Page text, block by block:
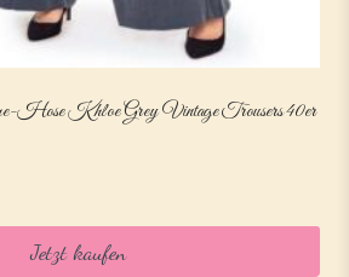
Hose Khloe Grey Vintage Trousers 40er
Jetzt kaufen